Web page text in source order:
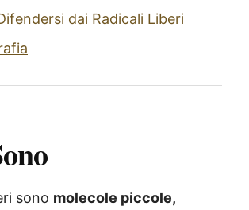
dai Radicali Liberi
sono molecole piccole,